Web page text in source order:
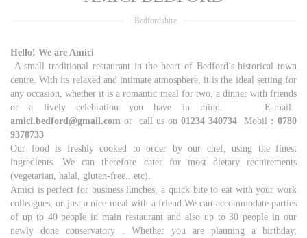
Bedfordshire
Hello! We are Amici
A small traditional restaurant in the heart of Bedford’s historical town
centre. With its relaxed and intimate atmosphere, it is the ideal setting for
any occasion, whether it is a romantic meal for two, a dinner with friends
or a lively celebration you have in mind. E-mail:
amici.bedford@gmail.com or call us on 01234 340734 Mobil : 0780
9378733
Our food is freshly cooked to order by our chef, using the finest
ingredients. We can therefore cater for most dietary requirements
(vegetarian, halal, gluten-free...etc).
Amici is perfect for business lunches, a quick bite to eat with your work
colleagues, or just a nice meal with a friend.We can accommodate parties
of up to 40 people in main restaurant and also up to 30 people in our
newly done conservatory . Whether you are planning a birthday,